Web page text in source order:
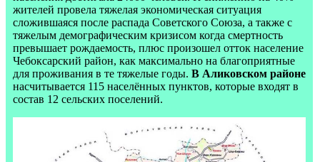
жителей провела тяжелая экономическая ситуация
сложившаяся после распада Советского Союза, а также с
тяжелым демографическим кризисом когда смертность
превышает рождаемость, плюс произошел отток население
Чебоксарский район, как максимально на благоприятные
для проживания в те тяжелые годы. В Аликовском районе
насчитывается 115 населённых пунктов, которые входят в
состав 12 сельских поселений.